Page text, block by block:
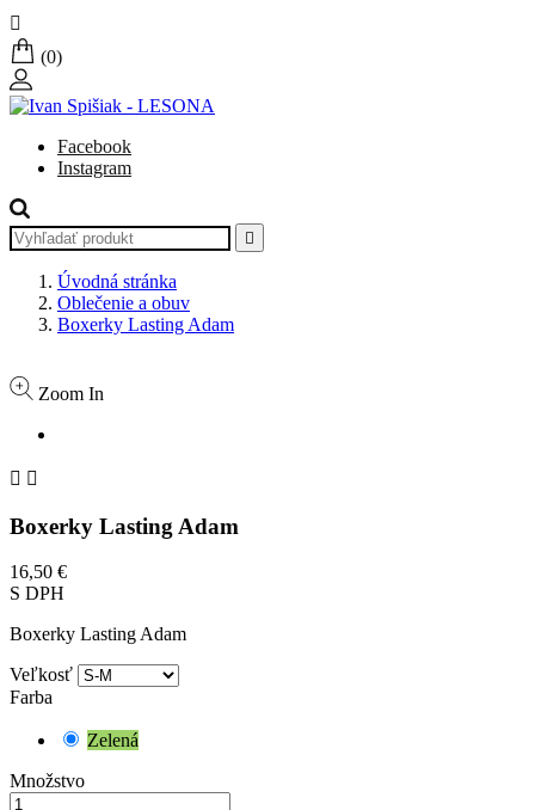

(0)
Facebook
Instagram

Úvodná stránka
Oblečenie a obuv
Boxerky Lasting Adam
Zoom In
 
Boxerky Lasting Adam
16,50 €
S DPH
Boxerky Lasting Adam
Veľkosť
Farba
Zelená
Množstvo